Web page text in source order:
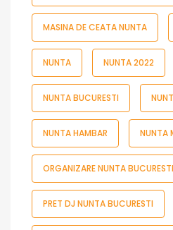
MASINA DE CEATA NUNTA
NUNTA NUNTA 2022
NUNTA BUCURESTI
NUNTA HAMBAR NUNTA
ORGANIZARE NUNTA BUCURESTI
PRET DJ NUNTA BUCURESTI